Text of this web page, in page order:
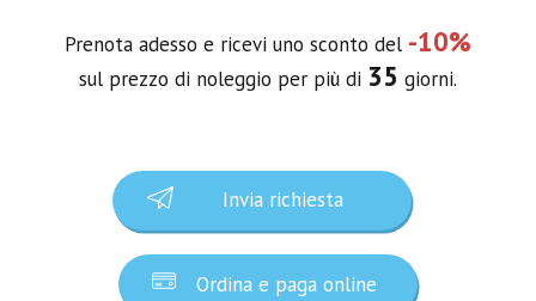
Prenota adesso e ricevi uno sconto del -10%
sul prezzo di noleggio per più di 35 giorni.
Invia richiesta
Ordina e paga online